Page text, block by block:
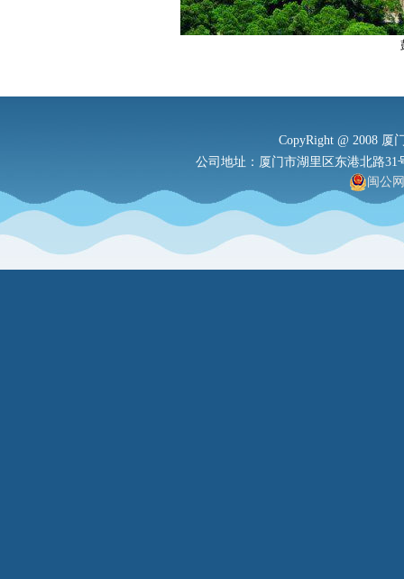
CopyRight @ 2008 厦
公司地址：厦门市湖里区东港北路31
闽公